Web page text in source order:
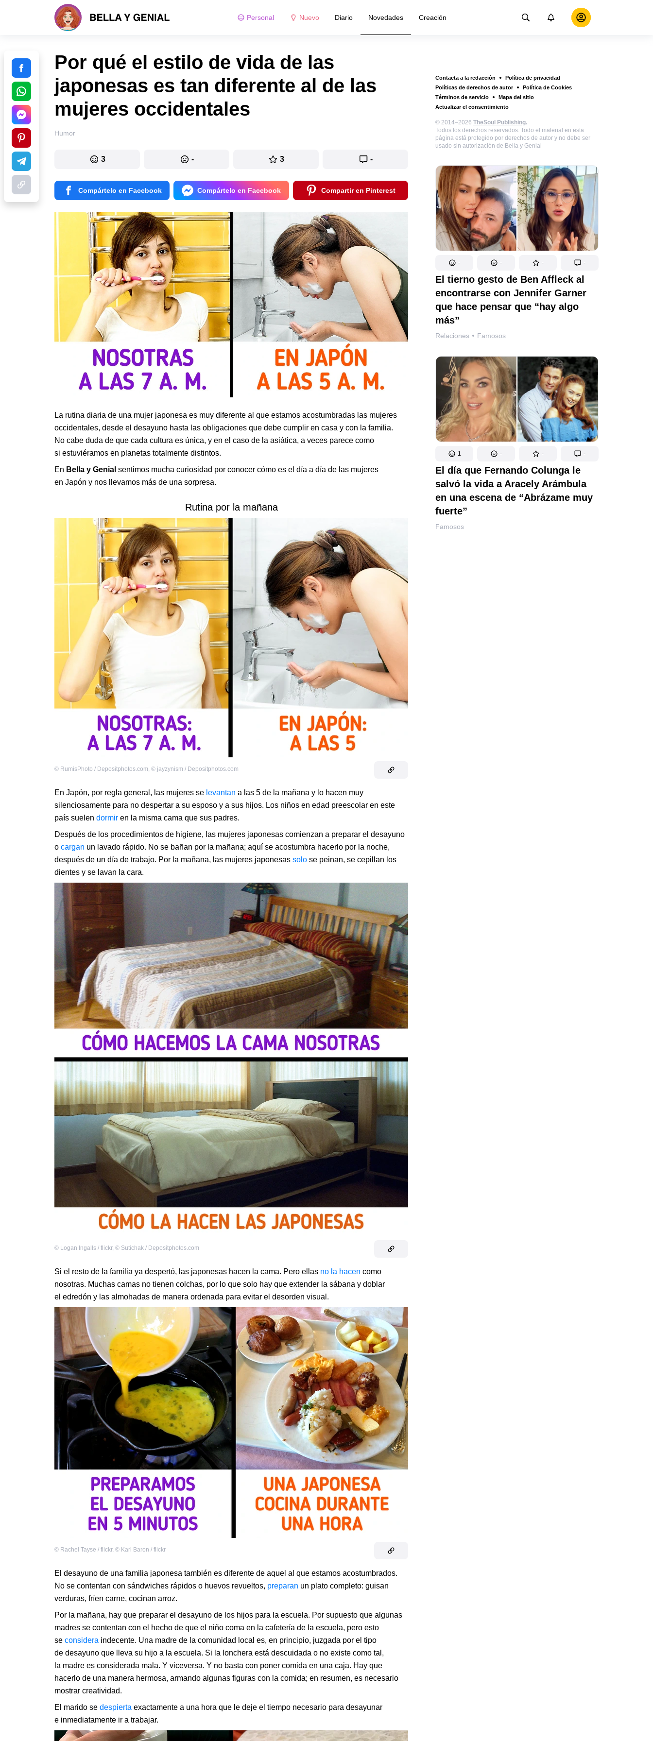
Personal Nuevo Diario Novedades Creación
Contacta a la redacción
Política de privacidad
Políticas de derechos de autor
Política de Cookies
Términos de servicio
Mapa del sitio
Actualizar el consentimiento
© 2014–2026 TheSoul Publishing.
Todos los derechos reservados. Todo el material en esta
página está protegido por derechos de autor y no debe ser
usado sin autorización de Bella y Genial
- - - -
El tierno gesto de Ben Affleck al
encontrarse con Jennifer Garner
que hace pensar que “hay algo
más”
Relaciones Famosos
1 - - -
El día que Fernando Colunga le
salvó la vida a Aracely Arámbula
en una escena de “Abrázame muy
fuerte”
Famosos
Por qué el estilo de vida de las
japonesas es tan diferente al de las
mujeres occidentales
Humor
3 - 3 -
Compártelo en Facebook Compártelo en Facebook Compartir en Pinterest
La rutina diaria de una mujer japonesa es muy diferente al que estamos acostumbradas las mujeres
occidentales, desde el desayuno hasta las obligaciones que debe cumplir en casa y con la familia.
No cabe duda de que cada cultura es única, y en el caso de la asiática, a veces parece como
si estuviéramos en planetas totalmente distintos.
En Bella y Genial sentimos mucha curiosidad por conocer cómo es el día a día de las mujeres
en Japón y nos llevamos más de una sorpresa.
Rutina por la mañana
© RumisPhoto / Depositphotos.com, © jayzynism / Depositphotos.com
En Japón, por regla general, las mujeres se levantan a las 5 de la mañana y lo hacen muy
silenciosamente para no despertar a su esposo y a sus hijos. Los niños en edad preescolar en este
país suelen dormir en la misma cama que sus padres.
Después de los procedimientos de higiene, las mujeres japonesas comienzan a preparar el desayuno
o cargan un lavado rápido. No se bañan por la mañana; aquí se acostumbra hacerlo por la noche,
después de un día de trabajo. Por la mañana, las mujeres japonesas solo se peinan, se cepillan los
dientes y se lavan la cara.
© Logan Ingalls / flickr, © Sutichak / Depositphotos.com
Si el resto de la familia ya despertó, las japonesas hacen la cama. Pero ellas no la hacen como
nosotras. Muchas camas no tienen colchas, por lo que solo hay que extender la sábana y doblar
el edredón y las almohadas de manera ordenada para evitar el desorden visual.
© Rachel Tayse / flickr, © Karl Baron / flickr
El desayuno de una familia japonesa también es diferente de aquel al que estamos acostumbrados.
No se contentan con sándwiches rápidos o huevos revueltos, preparan un plato completo: guisan
verduras, fríen carne, cocinan arroz.
Por la mañana, hay que preparar el desayuno de los hijos para la escuela. Por supuesto que algunas
madres se contentan con el hecho de que el niño coma en la cafetería de la escuela, pero esto
se considera indecente. Una madre de la comunidad local es, en principio, juzgada por el tipo
de desayuno que lleva su hijo a la escuela. Si la lonchera está descuidada o no existe como tal,
la madre es considerada mala. Y viceversa. Y no basta con poner comida en una caja. Hay que
hacerlo de una manera hermosa, armando algunas figuras con la comida; en resumen, es necesario
mostrar creatividad.
El marido se despierta exactamente a una hora que le deje el tiempo necesario para desayunar
e inmediatamente ir a trabajar.